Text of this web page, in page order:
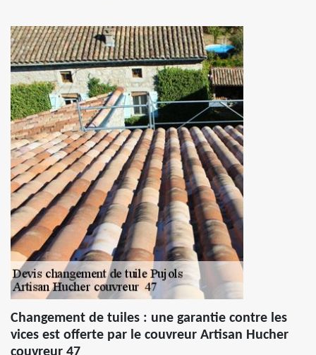
Changement de tuiles : une garantie contre les
vices est offerte par le couvreur Artisan Hucher
couvreur 47